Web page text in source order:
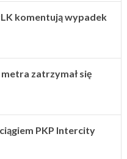
komentują wypadek
zatrzymał się
PKP Intercity